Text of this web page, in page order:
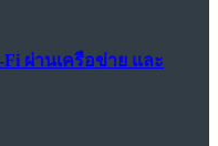
ผ่านเครือข่าย และ